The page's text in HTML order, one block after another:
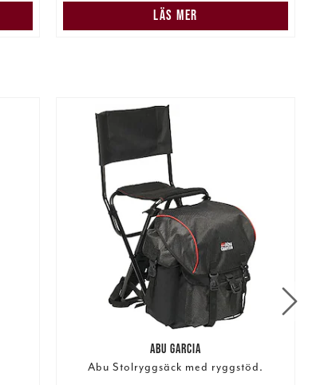
LÄS MER
ABU GARCIA
Abu Stolryggsäck med ryggstöd.